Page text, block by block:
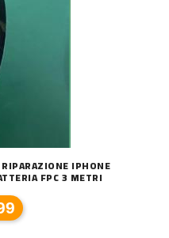
IPHONE
FPC 3 METRI